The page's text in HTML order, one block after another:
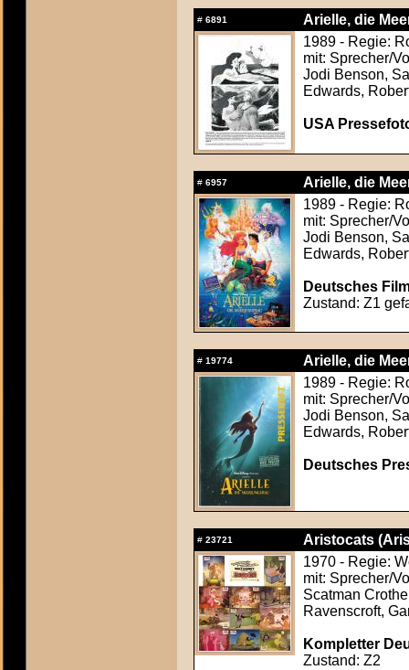
# 6891
Arielle, die
1989 - Regie:
mit: Sprecher/
Jodi Benson,
Edwards,
USA
# 6957
Arielle, die
1989 - Regie:
mit: Sprecher/
Jodi Benson,
Edwards,
Deutsches
Zustand: Z1
# 19774
Arielle, die
1989 - Regie:
mit: Sprecher/
Jodi Benson,
Edwards,
Deutsches
# 23721
Aristocats
1970 - Regie:
mit: Sprecher/
Scatman
Ravenscroft,
Kompletter
Zustand: Z2